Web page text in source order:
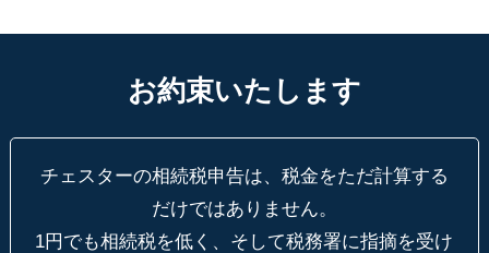
お約束いたします
チェスターの相続税申告は、税金をただ計算する
だけではありません。
1円でも相続税を低く、そして税務署に指摘を受け